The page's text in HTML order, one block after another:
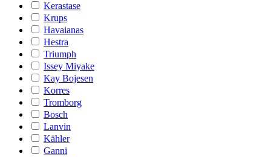
Kerastase
Krups
Havaianas
Hestra
Triumph
Issey Miyake
Kay Bojesen
Korres
Tromborg
Bosch
Lanvin
Kähler
Ganni